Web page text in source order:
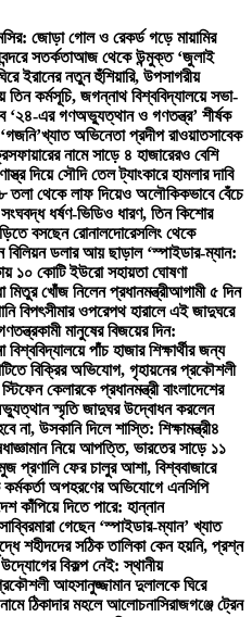
জোড়া গোল ও রেকর্ড গড়ে মায়ামির
সতর্কতাআজ থেকে উন্মুক্ত ‘জুলাই
ইরানের নতুন হুঁশিয়ারি, উপসাগরীয়
কর্মসূচি, জগন্নাথ বিশ্ববিদ্যালয়ে সভা-
‘২৪-এর গণঅভ্যুত্থান ও গণতন্ত্র’ শীর্ষক
অভিনেতা প্রদীপ রাওয়াতসাবেক
নামে সাড়ে ৪ হাজারেরও বেশি
দিয়ে সৌদি তেল ট্যাংকারে হামলার দাবি
তলা থেকে লাফ দিয়েও অলৌকিকভাবে বেঁচে
ধর্ষণ-ভিডিও ধারণ, তিন কিশোর
বসছেন রোনালদোরেসলিং থেকে
বিলিয়ন ডলার আয় ছাড়াল ‘স্পাইডার-ম্যান:
১০ কোটি ইউরো সহায়তা ঘোষণা
খোঁজ নিলেন প্রধানমন্ত্রীআগামী ৫ দিন
বিপৎসীমার ওপরেপথ হারালে এই জাদুঘরে
মানুষের বিজয়ের দিন:
পাঁচ হাজার শিক্ষার্থীর জন্য
বিক্রির অভিযোগ, গৃহায়নের প্রকৌশলী
কেলারকে প্রধানমন্ত্রী বাংলাদেশের
স্মৃতি জাদুঘর উদ্বোধন করলেন
না, উসকানি দিলে শাস্তি: শিক্ষামন্ত্রী৪
মান নিয়ে আপত্তি, ভারতের সাড়ে ১১
প্রণালি ফের চালুর আশা, বিশ্ববাজারে
কর্মকর্তা অপহরণের অভিযোগে এনসিপি
কাঁপিয়ে দিতে পারে: হান্নান
মারা গেছেন ‘স্পাইডার-ম্যান’ খ্যাত
শহীদদের সঠিক তালিকা কেন হয়নি, প্রশ্ন
বিকল্প নেই: স্থানীয়
আহসানুজ্জামান দুলালকে ঘিরে
ঠিকাদার মহলে আলোচনাসিরাজগঞ্জে ট্রেন